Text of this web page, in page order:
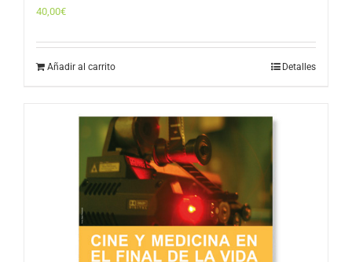
40,00€
Añadir al carrito Detalles